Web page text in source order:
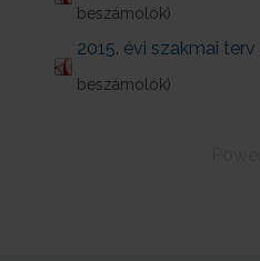
beszámolók)
2015. évi szakmai terv
beszámolók)